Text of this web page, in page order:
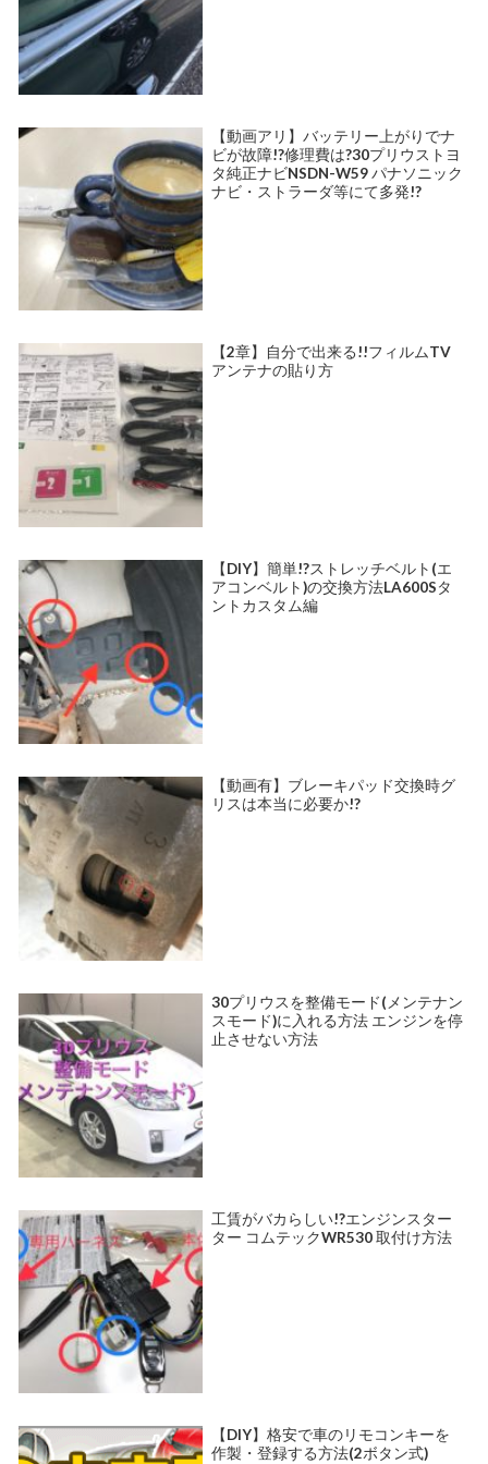
【動画アリ】バッテリー上がりでナ
ビが故障!?修理費は?30プリウストヨ
タ純正ナビNSDN-W59 パナソニック
ナビ・ストラーダ等にて多発!?
【2章】自分で出来る!!フィルムTV
アンテナの貼り方
【DIY】簡単!?ストレッチベルト(エ
アコンベルト)の交換方法LA600Sタ
ントカスタム編
【動画有】ブレーキパッド交換時グ
リスは本当に必要か!?
30プリウスを整備モード(メンテナン
スモード)に入れる方法 エンジンを停
止させない方法
工賃がバカらしい!?エンジンスター
ター コムテックWR530 取付け方法
【DIY】格安で車のリモコンキーを
作製・登録する方法(2ボタン式)